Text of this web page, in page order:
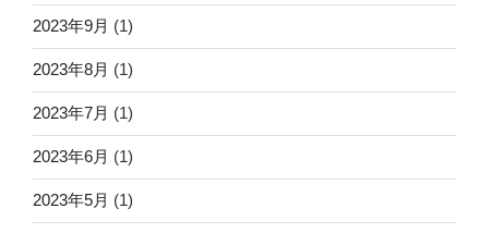
2023年9月 (1)
2023年8月 (1)
2023年7月 (1)
2023年6月 (1)
2023年5月 (1)